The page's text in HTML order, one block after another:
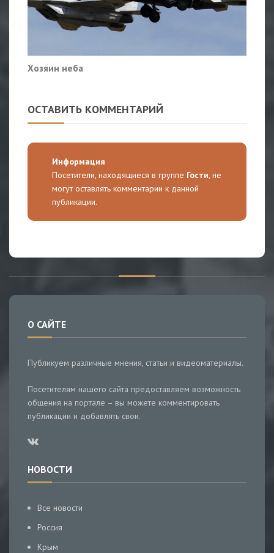
Хозяин неба
ОСТАВИТЬ КОММЕНТАРИЙ
Информация
Посетители, находящиеся в группе Гости, не
могут оставлять комментарии к данной
публикации.
О САЙТЕ
Публикуем различные мнения, статьи и видеоматериалы.
Посетителям нашего сайта предоставляем возможность
общения на портале – вы можете комментировать
публикации и добавлять свои.
НОВОСТИ
Все новости
Россия
Крым